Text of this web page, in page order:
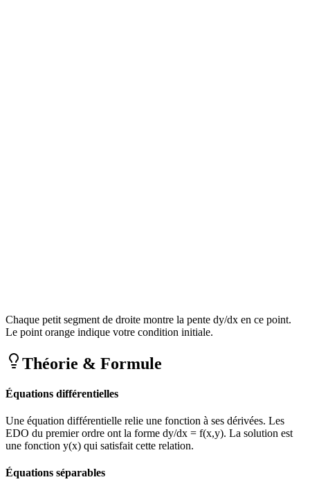
Chaque petit segment de droite montre la pente dy/dx en ce point.
Le point orange indique votre condition initiale.
Théorie & Formule
Équations différentielles
Une équation différentielle relie une fonction à ses dérivées. Les
EDO du premier ordre ont la forme dy/dx = f(x,y). La solution est
une fonction y(x) qui satisfait cette relation.
Équations séparables